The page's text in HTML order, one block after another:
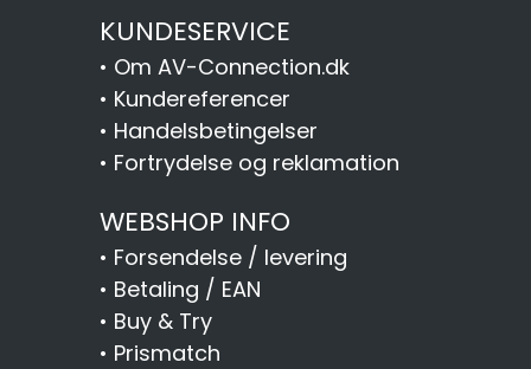
KUNDESERVICE
• Om AV-Connection.dk
• Kundereferencer
• Handelsbetingelser
• Fortrydelse og reklamation
WEBSHOP INFO
• Forsendelse / levering
• Betaling / EAN
• Buy & Try
• Prismatch